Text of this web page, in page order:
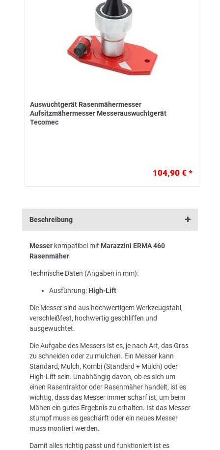
Auswuchtgerät Rasenmähermesser
Aufsitzmähermesser Messerauswuchtgerät
Tecomec
104,90 € *
Beschreibung
Messer kompatibel mit Marazzini ERMA 460
Rasenmäher
Technische Daten (Angaben in mm):
Ausführung: High-Lift
Die Messer sind aus hochwertigem Werkzeugstahl,
verschleißfest, hochwertig geschliffen und
ausgewuchtet.
Die Aufgabe des Messers ist es, je nach Art, das Gras
zu schneiden oder zu mulchen. Ein Messer kann
Standard, Mulch, Kombi (Standard + Mulch) oder
High-Lift sein. Unabhängig davon, ob es sich um
einen Rasentraktor oder Rasenmäher handelt, ist es
wichtig, dass das Messer immer scharf ist, um beim
Mähen ein gutes Ergebnis zu erhalten. Ist das Messer
stumpf muss es geschärft oder ein neues Messer
muss montiert werden.
Damit alles richtig passt und funktioniert ist es